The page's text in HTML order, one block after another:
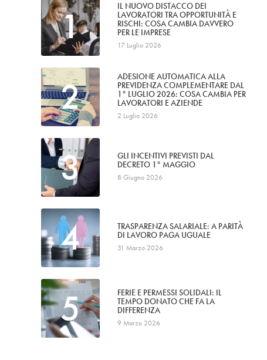
1
IL NUOVO DISTACCO DEI
LAVORATORI TRA OPPORTUNITÀ E
RISCHI: COSA CAMBIA DAVVERO
PER LE IMPRESE
17 Luglio 2026
2
ADESIONE AUTOMATICA ALLA
PREVIDENZA COMPLEMENTARE DAL
1° LUGLIO 2026: COSA CAMBIA PER
LAVORATORI E AZIENDE
2 Luglio 2026
3
GLI INCENTIVI PREVISTI DAL
DECRETO 1° MAGGIO
8 Giugno 2026
4
TRASPARENZA SALARIALE: A PARITÀ
DI LAVORO PAGA UGUALE
31 Marzo 2026
5
FERIE E PERMESSI SOLIDALI: IL
TEMPO DONATO CHE FA LA
DIFFERENZA
9 Marzo 2026